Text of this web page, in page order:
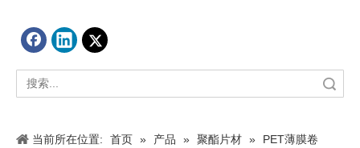
当前所在位置: 首页 » 产品 » 聚酯片材 » PET薄膜卷